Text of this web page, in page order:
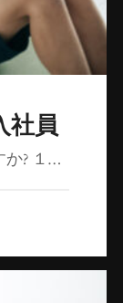
社員
か? １…